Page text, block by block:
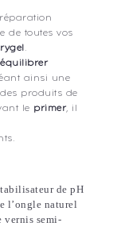
de toutes vos
.
ainsi une
produits de
le primer, il
de pH
l’ongle naturel
vernis semi-